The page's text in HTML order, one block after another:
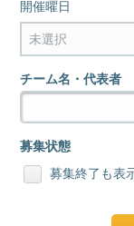
開催曜日
チーム名・代表者
募集状態
募集終了も表